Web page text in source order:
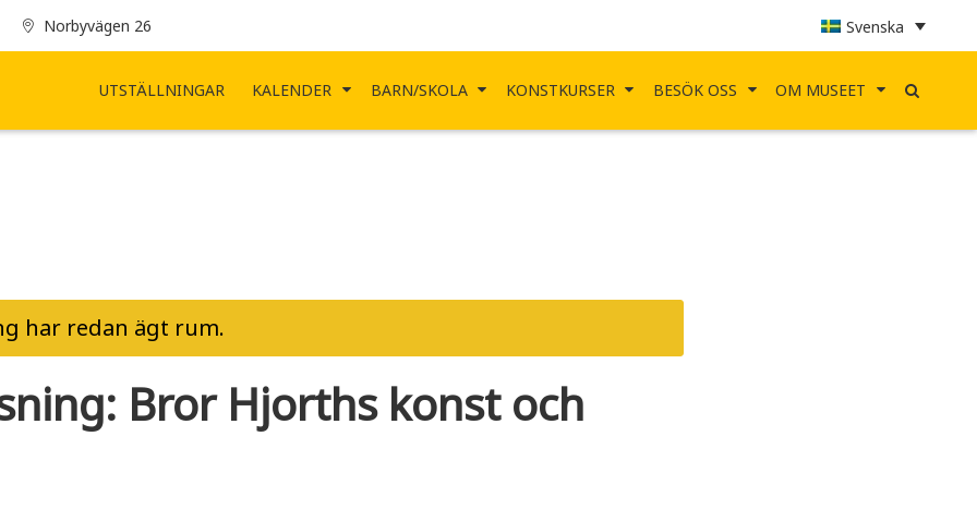
Norbyvägen 26 Svenska
UTSTÄLLNINGAR KALENDER BARN/SKOLA KONSTKURSER BESÖK OSS OM MUSEET
har redan ägt rum.
Bror Hjorths konst och